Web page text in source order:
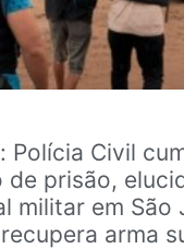
Polícia Civil
de prisão,
militar em São
arma